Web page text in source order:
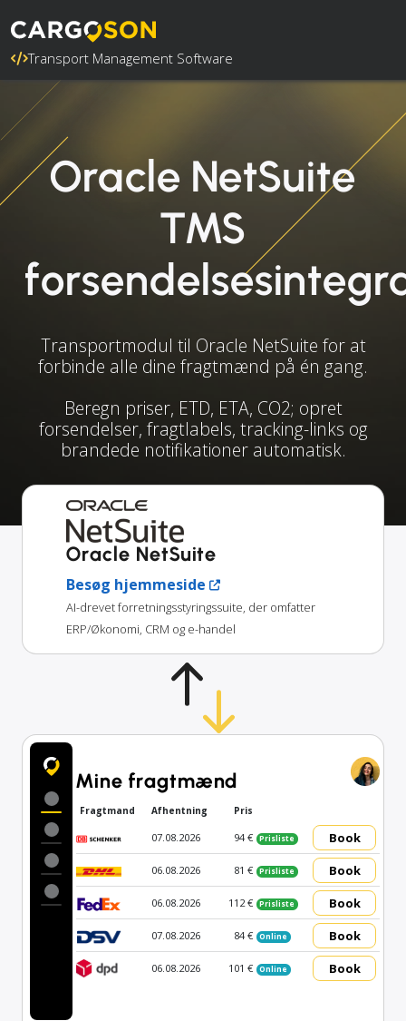
Transport Management Software
Oracle NetSuite
TMS
Transportmodul til Oracle NetSuite for at
forbinde alle dine fragtmænd på én gang.
Beregn priser, ETD, ETA, CO2; opret
forsendelser, fragtlabels, tracking-links og
brandede notifikationer automatisk.
Oracle NetSuite
Besøg hjemmeside
AI-drevet forretningsstyringssuite, der omfatter
ERP/Økonomi, CRM og e-handel
Mine fragtmænd
Fragtmand Afhentning Pris
07.08.2026 94 € Prisliste Book
06.08.2026 81 € Prisliste Book
06.08.2026 112 € Prisliste Book
07.08.2026 84 € Online Book
06.08.2026 101 € Online Book